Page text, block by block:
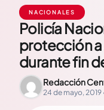
NACIONALES
Policía
protección
durante fin
Redacción
24 de mayo, 2019